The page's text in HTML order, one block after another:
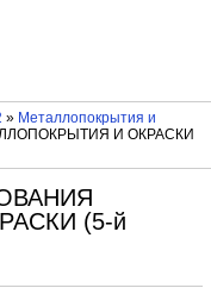
» Металлопокрытия и
И ОКРАСКИ
(5-й